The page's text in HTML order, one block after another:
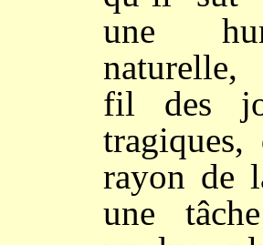
une
naturelle,
fil des
rayon de
une